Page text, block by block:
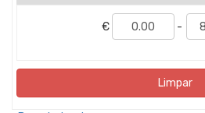
€ -
Limpar